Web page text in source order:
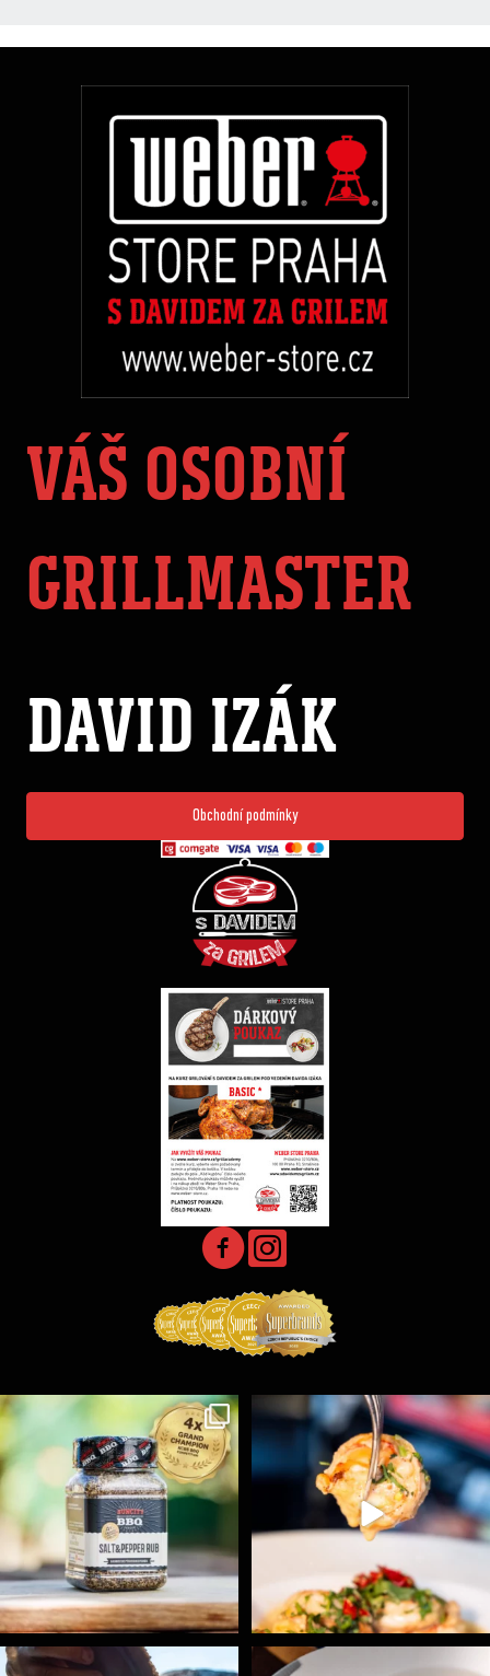
VÁŠ OSOBNÍ
GRILLMASTER
DAVID IZÁK
Obchodní podmínky
Koření Suncity – autentická BBQ chuť u vás doma!...
1 0
Spoustu podobných triků, které vám usnadní nejenom...
9 0
Ryba na grilu je opravdu rychlá, a stejně tak... Všechny fámozní recepty, které znáte z našich